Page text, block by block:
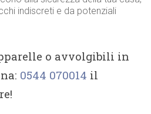
indiscreti e da potenziali
o avvolgibili in
0544 070014 il